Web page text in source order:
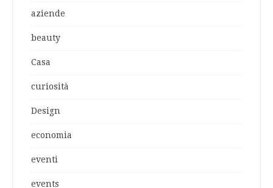
aziende
beauty
Casa
curiosità
Design
economia
eventi
events